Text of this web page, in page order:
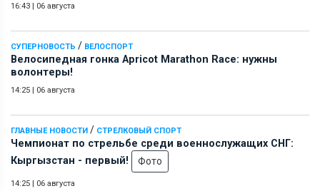
16:43 | 06 августа
СУПЕРНОВОСТЬ / ВЕЛОСПОРТ
Велосипедная гонка Apricot Marathon Race: нужны
волонтеры!
14:25 | 06 августа
ГЛАВНЫЕ НОВОСТИ / СТРЕЛКОВЫЙ СПОРТ
Чемпионат по стрельбе среди военнослужащих СНГ:
Кыргызстан - первый!
Фото
14:25 | 06 августа